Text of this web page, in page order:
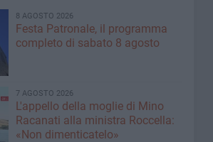
8 AGOSTO 2026
Festa Patronale, il programma
completo di sabato 8 agosto
7 AGOSTO 2026
L'appello della moglie di Mino
Racanati alla ministra Roccella:
«Non dimenticatelo»